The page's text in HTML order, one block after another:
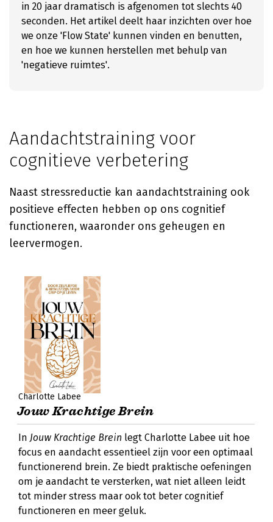
in 20 jaar dramatisch is afgenomen tot slechts 40
seconden. Het artikel deelt haar inzichten over hoe
we onze 'Flow State' kunnen vinden en benutten,
en hoe we kunnen herstellen met behulp van
'negatieve ruimtes'.
Aandachtstraining voor
cognitieve verbetering
Naast stressreductie kan aandachtstraining ook
positieve effecten hebben op ons cognitief
functioneren, waaronder ons geheugen en
leervermogen.
Charlotte Labee
Jouw Krachtige Brein
In Jouw Krachtige Brein legt Charlotte Labee uit hoe
focus en aandacht essentieel zijn voor een optimaal
functionerend brein. Ze biedt praktische oefeningen
om je aandacht te versterken, wat niet alleen leidt
tot minder stress maar ook tot beter cognitief
functioneren en meer geluk.